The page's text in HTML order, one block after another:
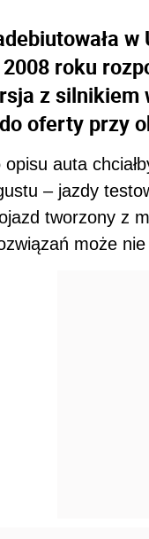
roku
z silnikiem
oferty przy
auta
– jazdy
tworzony z
może